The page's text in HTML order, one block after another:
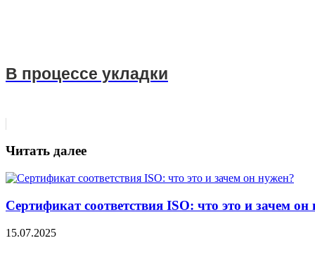
В процессе укладки
Читать далее
Сертификат соответствия ISO: что это и зачем он
15.07.2025